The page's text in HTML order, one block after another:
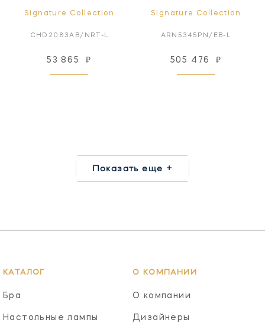
Signature Collection
CHD2083AB/NRT-L
53 865 ₽
Signature Collection
ARN5345PN/EB-L
505 476 ₽
Показать еще +
КАТАЛОГ
Бра
Настольные лампы
О КОМПАНИИ
О компании
Дизайнеры